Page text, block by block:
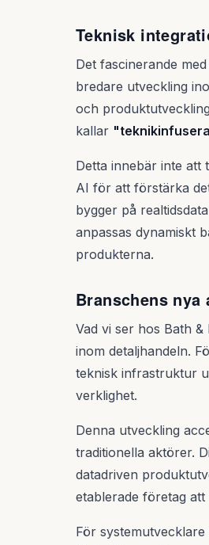
Teknisk
Det fascinerande
bredare utveckling
och
kallar
Detta innebär inte att
AI för att förstärka
bygger på
anpassas dynamiskt
produkterna.
Branschens
Vad vi ser hos Bath
inom detaljhandeln.
teknisk infrastruktur
verklighet.
Denna utveckling
traditionella aktörer.
datadriven
etablerade företag
För